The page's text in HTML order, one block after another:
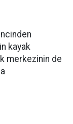
kayak
merkezinin de